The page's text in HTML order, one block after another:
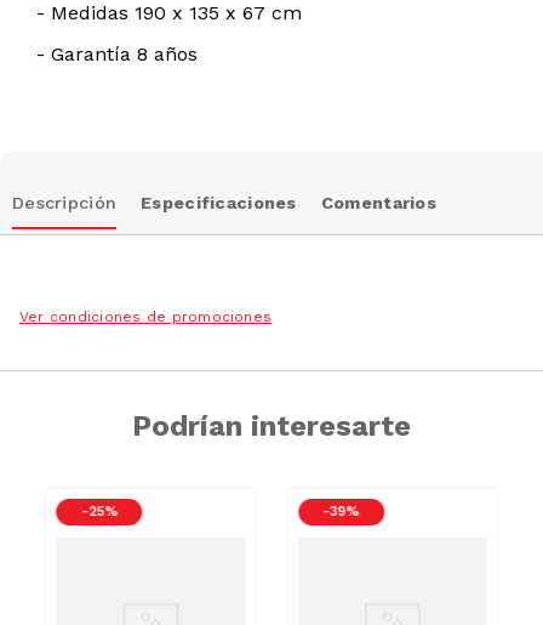
- Medidas 190 x 135 x 67 cm
- Garantía 8 años
Descripción Especificaciones Comentarios
Ver condiciones de promociones
Podrían interesarte
-25 % -39 %